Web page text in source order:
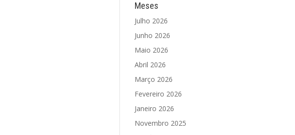
Meses
Julho 2026
Junho 2026
Maio 2026
Abril 2026
Março 2026
Fevereiro 2026
Janeiro 2026
Novembro 2025